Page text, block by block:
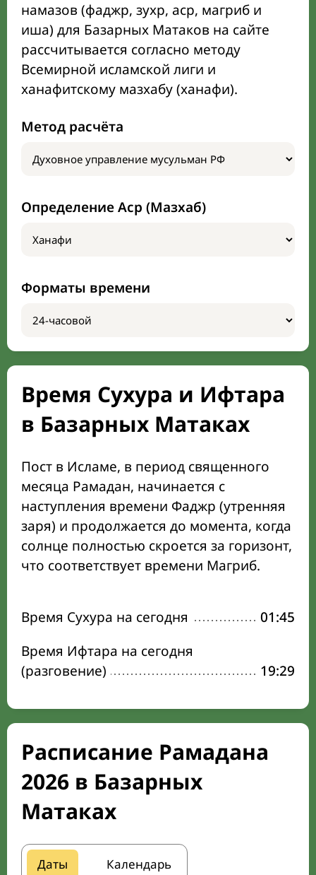
намазов (фаджр, зухр, аср, магриб и
иша) для Базарных Матаков на сайте
рассчитывается согласно методу
Всемирной исламской лиги и
ханафитскому мазхабу (ханафи).
Метод расчёта
Определение Аср (Мазхаб)
Форматы времени
Время Сухура и Ифтара
в Базарных Матаках
Пост в Исламе, в период священного
месяца Рамадан, начинается с
наступления времени Фаджр (утренняя
заря) и продолжается до момента, когда
солнце полностью скроется за горизонт,
что соответствует времени Магриб.
Время Сухура на сегодня
01:45
Время Ифтара на сегодня
(разговение)
19:29
Расписание Рамадана
2026 в Базарных
Матаках
Даты Календарь